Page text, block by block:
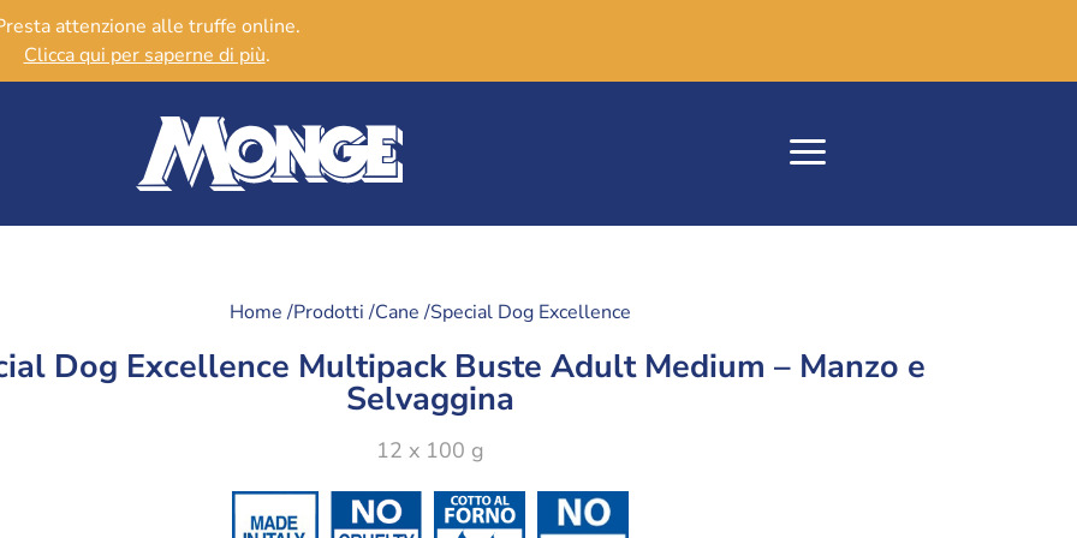
attenzione alle truffe online.
Clicca qui per saperne di più.
Home /Prodotti /Cane /Special Dog Excellence
Dog Excellence Multipack Buste Adult Medium – Manzo e
Selvaggina
12 x 100 g